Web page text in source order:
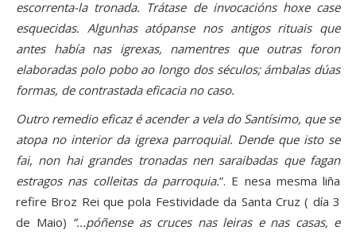
escorrenta-la tronada. Trátase de invocacións hoxe case
esquecidas. Algunhas atópanse nos antigos rituais que
antes había nas igrexas, namentres que outras foron
elaboradas polo pobo ao longo dos séculos; ámbalas dúas
formas, de contrastada eficacia no caso.
Outro remedio eficaz é acender a vela do Santísimo, que se
atopa no interior da igrexa parroquial. Dende que isto se
fai, non hai grandes tronadas nen saraibadas que fagan
estragos nas colleitas da parroquia.”. E nesa mesma liña
refire Broz Rei que pola Festividade da Santa Cruz ( día 3
de Maio) “...póñense as cruces nas leiras e nas casas, e